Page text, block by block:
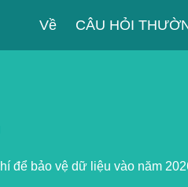
Về CÂU HỎI
để bảo vệ dữ liệu vào năm